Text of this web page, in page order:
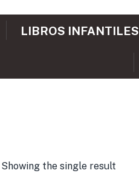
LIBROS INFANTILES
Showing the single result